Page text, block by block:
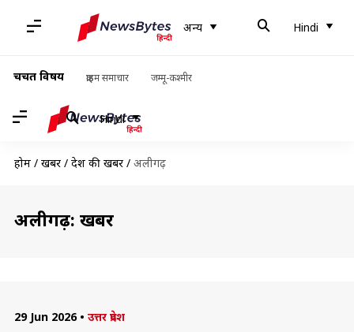
अन्य Hindi
चर्चित विषय क्राइम समाचार जम्मू-कश्मीर
Hindi
होम / खबरें / देश की खबरें / अलीगढ़
अलीगढ़: खबरें
29 Jun 2026 • उत्तर प्रदेश